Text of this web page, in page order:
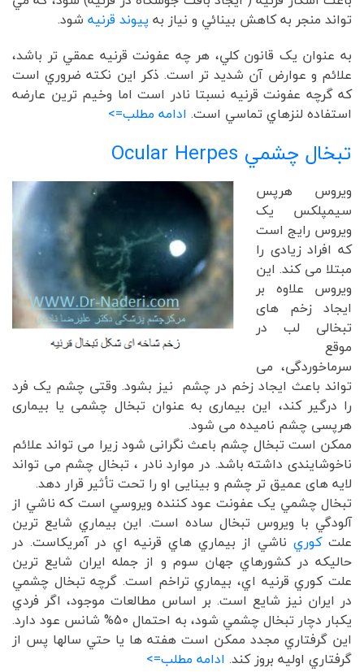
تواند منجر به کاهش بينائي و نياز به پيوند قرنيه شود.
به عنوان يک قانون کلي، هر چه عفونت قرنيه عمقي تر باشد،
علائم و عوارض آن شديد تر است. ذکر اين نکته ضروري است
که گرچه عفونت قرنيه نسبتا نادر است اما وخيم ترين عارضه
استفاده لنزهاي تماسي است. ادامه مطلب=>
تبخال چشمي Ocular Herpes
ویروس هرپس
سیمپلکس یک
ویروس رایج است
که افراد زیادی را
مبتلا می کند. این
ویروس علاوه بر
ایجاد زخم های
تبخالی لب در
موقع
سرماخوردگی، می
تواند باعث ایجاد زخم در چشم نیز بشود. وقتی چشم یک فرد
را درگیر کند، این بیماری به عنوان تبخال چشمی یا بیماری
هرپسی چشم نامیده می شود.
ممکن است تبخال چشم باعث نگرانی شود زیرا می تواند علائم
ناخوشایندی داشته باشد. در موارد نادر ، تبخال چشم می تواند
لایه های عمیق تر چشم و بینایی او را تحت تأثیر قرار دهد.
تبخال چشمي يک عفونت عود کننده ويروسي است که ناشي از
آلودگي با ويروس تبخال ساده است. اين بيماري شايع ترين
علتکوري ناشي از بيماري هاي قرنيه اي در آمريکاست. در
حاليکه در کشورهاي جهان سوم و از جمله ايران شايع ترين
علت کوري قرنيه اي، بيماري تراخم است. گرچه تبخال چشمي
در ايران نيز شايع است. بر اساس مطالعات موجود، اگر فردي
يکبار دچار تبخال چشمي شود، به احتمال 50% شانس عود دارد.
اين گرفتاري مجدد ممکن است هفته ها يا حتي سالها پس از
گرفتاري اوليه بروز کند. ادامه مطلب=>